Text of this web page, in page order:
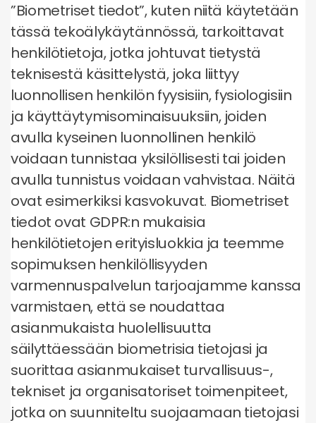
”Biometriset tiedot”, kuten niitä käytetään
tässä tekoälykäytännössä, tarkoittavat
henkilötietoja, jotka johtuvat tietystä
teknisestä käsittelystä, joka liittyy
luonnollisen henkilön fyysisiin, fysiologisiin
ja käyttäytymisominaisuuksiin, joiden
avulla kyseinen luonnollinen henkilö
voidaan tunnistaa yksilöllisesti tai joiden
avulla tunnistus voidaan vahvistaa. Näitä
ovat esimerkiksi kasvokuvat. Biometriset
tiedot ovat GDPR:n mukaisia
henkilötietojen erityisluokkia ja teemme
sopimuksen henkilöllisyyden
varmennuspalvelun tarjoajamme kanssa
varmistaen, että se noudattaa
asianmukaista huolellisuutta
säilyttäessään biometrisia tietojasi ja
suorittaa asianmukaiset turvallisuus-,
tekniset ja organisatoriset toimenpiteet,
jotka on suunniteltu suojaamaan tietojasi